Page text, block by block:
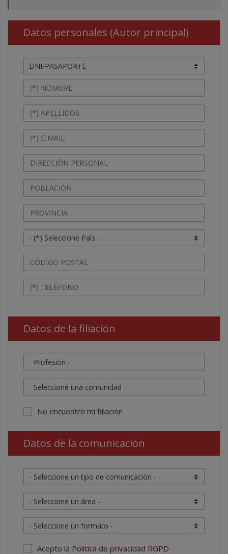
Datos personales (Autor principal)
Datos de la filiación
No encuentro mi filiación
Datos de la comunicación
Acepto la Política de privacidad RGPD